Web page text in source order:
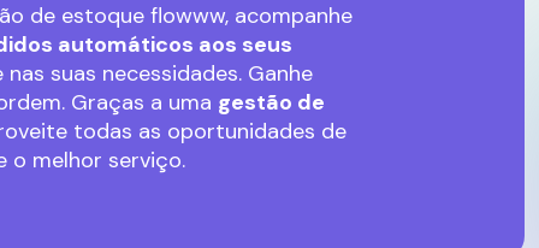
de estoque flowww, acompanhe
automáticos aos seus
suas necessidades. Ganhe
Graças a uma gestão de
todas as oportunidades de
o melhor serviço.